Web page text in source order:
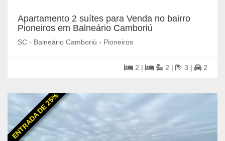
Apartamento 2 suítes para Venda no bairro
Pioneiros em Balneário Camboriú
SC - Balneário Camboriú - Pioneiros
2 | 2 | 3 | 2
ENTRADA DE 25%